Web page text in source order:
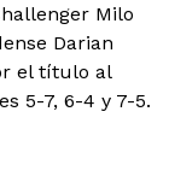
Milo
Darian
el título al
5-7, 6-4 y 7-5.